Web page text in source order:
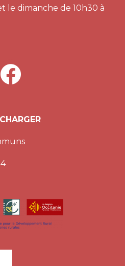
le dimanche de 10h30 à
facebook